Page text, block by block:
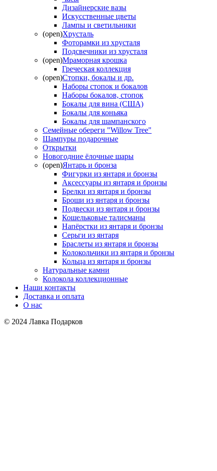
Дизайнерские вазы
Искусственные цветы
Лампы и светильники
(open)Хрусталь
Фоторамки из хрусталя
Подсвечники из хрусталя
(open)Мраморная крошка
Греческая коллекция
(open)Стопки, бокалы и др.
Наборы стопок и бокалов
Наборы бокалов, стопок
Бокалы для вина (США)
Бокалы для коньяка
Бокалы для шампанского
Семейные обереги "Willow Tree"
Шампуры подарочные
Открытки
Новогодние ёлочные шары
(open)Янтарь и бронза
Фигурки из янтаря и бронзы
Аксессуары из янтаря и бронзы
Брелки из янтаря и бронзы
Броши из янтаря и бронзы
Подвески из янтаря и бронзы
Кошельковые талисманы
Напёрстки из янтаря и бронзы
Серьги из янтаря
Браслеты из янтаря и бронзы
Колокольчики из янтаря и бронзы
Кольца из янтаря и бронзы
Натуральные камни
Колокола коллекционные
Наши контакты
Доставка и оплата
О нас
© 2024 Лавка Подарков